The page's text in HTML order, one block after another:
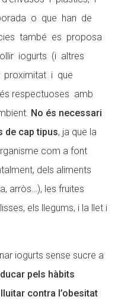
o que han de
també es proposa
iogurts (i altres
proximitat i que
respectuoses amb
No és necessari
de cap tipus, ja que la
com a font
dels aliments
arròs…), les fruites
els llegums, i la llet i
iogurts sense sucre a
pels hàbits
contra l’obesitat